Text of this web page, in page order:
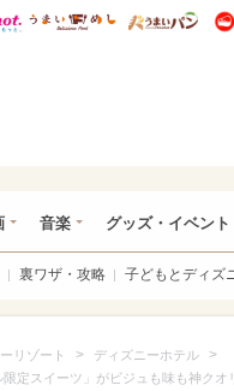
あ総研 ディズニー特集
mimot. うまいめし う
音楽 グッズ・イベント
裏ワザ・攻略 子どもとディズ
リゾート > ディズニーホテル >
定スイーツ」がビジュも味も神クオ